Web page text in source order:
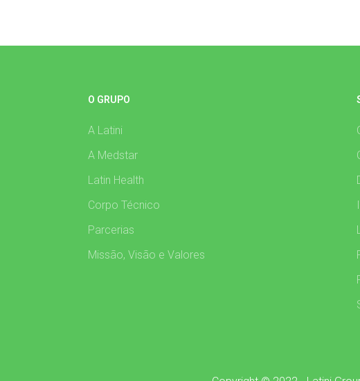
O GRUPO
A Latini
A Medstar
Latin Health
Corpo Técnico
Parcerias
Missão, Visão e Valores